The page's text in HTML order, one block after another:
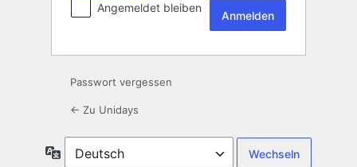
Angemeldet bleiben
Passwort vergessen
← Zu Unidays
Sprache